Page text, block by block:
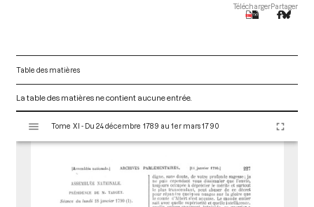
TéléchargerPartager
Table des matières
La table des matières ne contient aucune entrée.
s
Tome XI - Du 24 décembre 1789 au 1er mars 1790